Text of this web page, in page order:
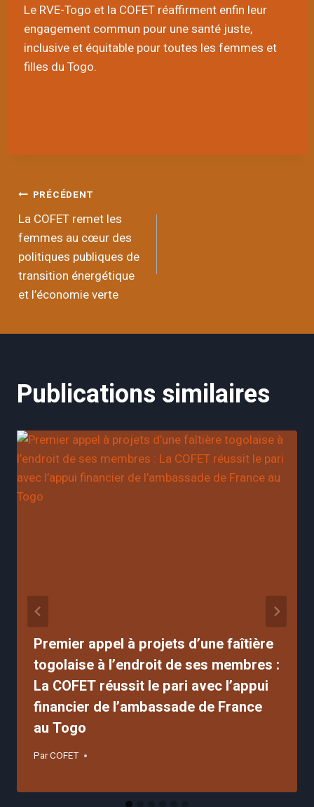
Le RVE-Togo et la COFET réaffirment enfin leur
engagement commun pour une santé juste,
inclusive et équitable pour toutes les femmes et
filles du Togo.
Navigation
de
l’article
PRÉCÉDENT
La COFET remet les
femmes au cœur des
politiques publiques de
transition énergétique
et l’économie verte
Publications similaires
Premier appel à projets d’une faîtière
togolaise à l’endroit de ses membres :
La COFET réussit le pari avec l’appui
financier de l’ambassade de France
au Togo
ParCOFET